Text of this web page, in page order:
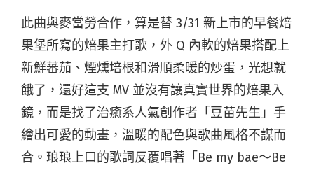
此曲與麥當勞合作，算是替 3/31 新上市的早餐焙
果堡所寫的焙果主打歌，外 Q 內軟的焙果搭配上
新鮮蕃茄、煙燻培根和滑順柔暖的炒蛋，光想就
餓了，還好這支 MV 並沒有讓真實世界的焙果入
鏡，而是找了治癒系人氣創作者「豆苗先生」手
繪出可愛的動畫，溫暖的配色與歌曲風格不謀而
合。琅琅上口的歌詞反覆唱著「Be my bae～Be